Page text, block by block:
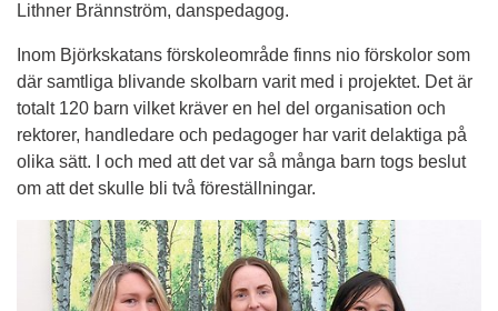
Lithner Brännström, danspedagog.
Inom Björkskatans förskoleområde finns nio förskolor som
där samtliga blivande skolbarn varit med i projektet. Det är
totalt 120 barn vilket kräver en hel del organisation och
rektorer, handledare och pedagoger har varit delaktiga på
olika sätt. I och med att det var så många barn togs beslut
om att det skulle bli två föreställningar.